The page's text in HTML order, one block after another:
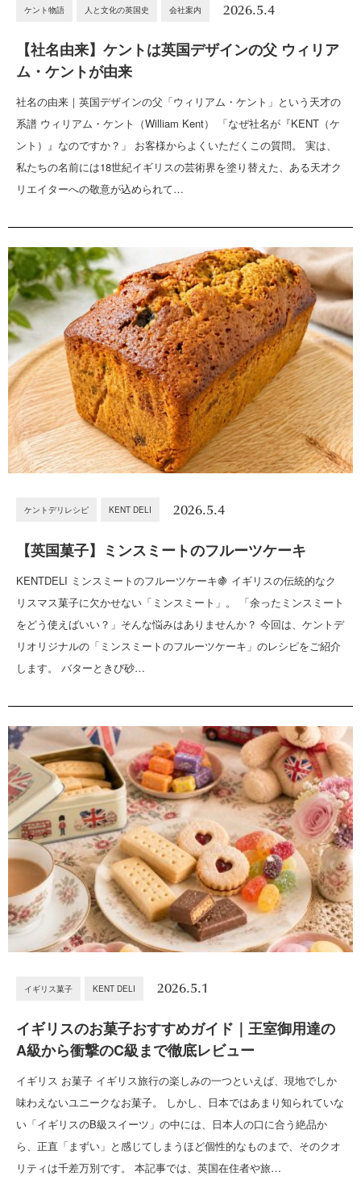
ケント物語 人と文化の英国史 会社案内 2026.5.4
【社名由来】ケントは英国デザインの父 ウィリア
ム・ケントが由来
社名の由来｜英国デザインの父「ウィリアム・ケント」という天才の
系譜 ウィリアム・ケント（William Kent） 「なぜ社名が『KENT（ケ
ント）』なのですか？」 お客様からよくいただくこの質問。 実は、
私たちの名前には18世紀イギリスの芸術界を塗り替えた、ある天才ク
リエイターへの敬意が込められて…
ケントデリレシピ KENT DELI 2026.5.4
【英国菓子】ミンスミートのフルーツケーキ
KENTDELI ミンスミートのフルーツケーキ🍇 イギリスの伝統的なク
リスマス菓子に欠かせない「ミンスミート」。 「余ったミンスミート
をどう使えばいい？」そんな悩みはありませんか？ 今回は、ケントデ
リオリジナルの「ミンスミートのフルーツケーキ」のレシピをご紹介
します。 バターときび砂…
イギリス菓子 KENT DELI 2026.5.1
イギリスのお菓子おすすめガイド｜王室御用達の
A級から衝撃のC級まで徹底レビュー
イギリス お菓子 イギリス旅行の楽しみの一つといえば、現地でしか
味わえないユニークなお菓子。 しかし、日本ではあまり知られていな
い「イギリスのB級スイーツ」の中には、日本人の口に合う絶品か
ら、正直「まずい」と感じてしまうほど個性的なものまで、そのクオ
リティは千差万別です。 本記事では、英国在住者や旅…